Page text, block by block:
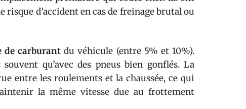
risque d’accident en cas de freinage brutal ou
de carburant du véhicule (entre 5% et 10%).
qu’avec des pneus bien gonflés. La
entre les roulements et la chaussée, ce qui
la même vitesse due au frottement